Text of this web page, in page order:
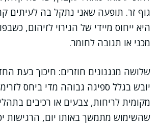
גוף זר. תופעה שאני נתקל בה לעיתים
היא ייחוס מיידי של הגירוי לזיהום,
מכני או תגובה לחומר.
שלושה מנגנונים חוזרים: חיכוך בעת
יובש בגלל ספיגה גבוהה מדי ביחס
מקומית לריחות, צבעים או רכיבים
שהשימוש מתמשך באותו יום, הרגישות